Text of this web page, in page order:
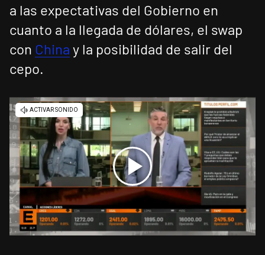
a las expectativas del Gobierno en
cuanto a la llegada de dólares, el swap
con China y la posibilidad de salir del
cepo.